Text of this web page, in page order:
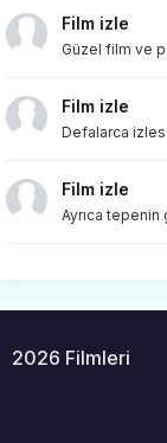
Film izle
Güzel film ve
Film izle
Defalarca
Film izle
Ayrıca
2026 Filmleri